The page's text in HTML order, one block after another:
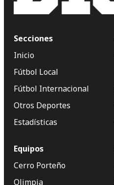
Secciones
Inicio
Fútbol Local
Fútbol Internacional
Otros Deportes
Estadísticas
Equipos
Cerro Porteño
Olimpia